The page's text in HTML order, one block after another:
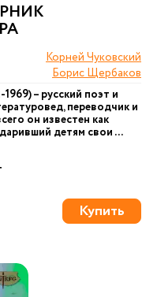
Корней Чуковский
Борис Щербаков
– русский поэт и
переводчик и
он известен как
детям свои ...
Купить